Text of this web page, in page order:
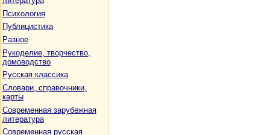
Психология
Публицистика
Разное
Рукоделие, творчество,
домоводство
Русская классика
Словари, справочники,
карты
Современная зарубежная
литература
Современная русская